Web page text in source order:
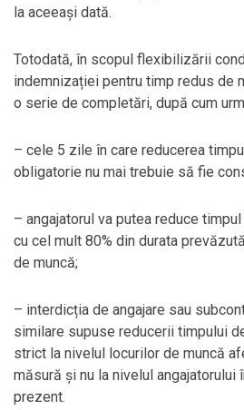
la aceeași dată.
Totodată, în scopul flexibilizării
indemnizației pentru timp redus de
o serie de completări, după cum
– cele 5 zile în care reducerea
obligatorie nu mai trebuie să fie
– angajatorul va putea reduce
cu cel mult 80% din durata
de muncă;
– interdicția de angajare sau
similare supuse reducerii timpului
strict la nivelul locurilor de muncă
măsură și nu la nivelul angajatorului
prezent.